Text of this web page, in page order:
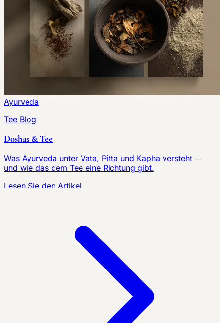
Ayurveda
Tee Blog
Doshas & Tee
Was Ayurveda unter Vata, Pitta und Kapha versteht —
und wie das dem Tee eine Richtung gibt.
Lesen Sie den Artikel